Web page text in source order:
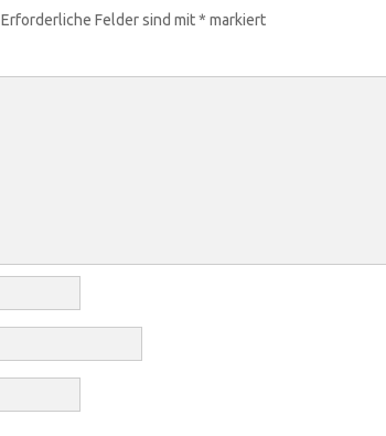
Erforderliche Felder sind mit* markiert